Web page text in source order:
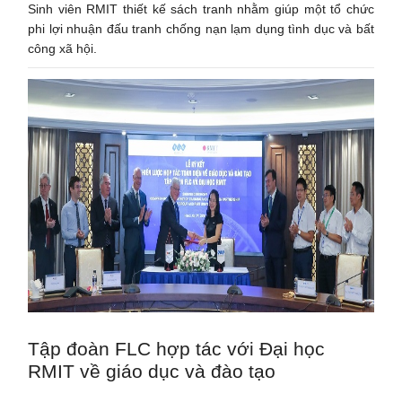
Sinh viên RMIT thiết kế sách tranh nhằm giúp một tổ chức
phi lợi nhuận đấu tranh chống nạn lạm dụng tình dục và bất
công xã hội.
Tập đoàn FLC hợp tác với Đại học
RMIT về giáo dục và đào tạo